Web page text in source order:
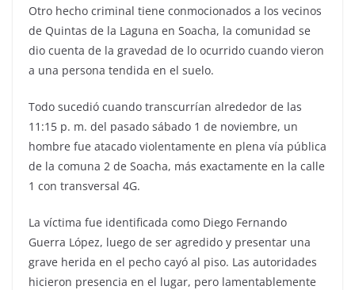
Otro hecho criminal tiene conmocionados a los vecinos
de Quintas de la Laguna en Soacha, la comunidad se
dio cuenta de la gravedad de lo ocurrido cuando vieron
a una persona tendida en el suelo.
Todo sucedió cuando transcurrían alrededor de las
11:15 p. m. del pasado sábado 1 de noviembre, un
hombre fue atacado violentamente en plena vía pública
de la comuna 2 de Soacha, más exactamente en la calle
1 con transversal 4G.
La víctima fue identificada como Diego Fernando
Guerra López, luego de ser agredido y presentar una
grave herida en el pecho cayó al piso. Las autoridades
hicieron presencia en el lugar, pero lamentablemente